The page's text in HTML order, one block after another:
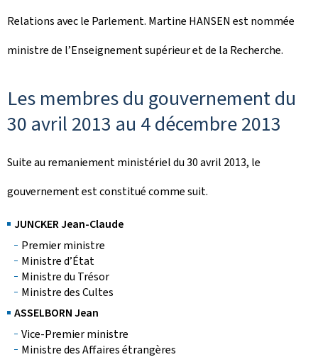
Relations avec le Parlement. Martine HANSEN est nommée
ministre de l’Enseignement supérieur et de la Recherche.
Les membres du gouvernement du
30 avril 2013 au 4 décembre 2013
Suite au remaniement ministériel du 30 avril 2013, le
gouvernement est constitué comme suit.
JUNCKER Jean-Claude
Premier ministre
Ministre d’État
Ministre du Trésor
Ministre des Cultes
ASSELBORN Jean
Vice-Premier ministre
Ministre des Affaires étrangères